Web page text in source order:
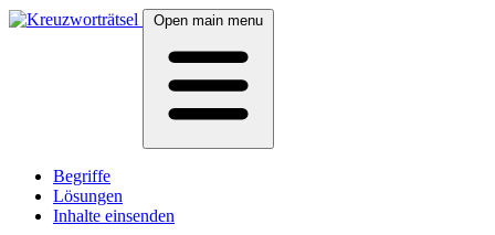
Open main menu
Begriffe
Lösungen
Inhalte einsenden